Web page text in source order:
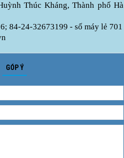
Thúc Kháng, Thành phố Hà
84-24-32673199 - số máy lẻ 701
GÓP Ý